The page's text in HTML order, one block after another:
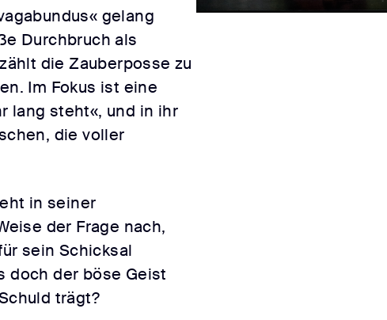
gelang
Durchbruch als
die Zauberposse zu
Im Fokus ist eine
lang steht«, und in ihr
die voller
in seiner
der Frage nach,
sein Schicksal
doch der böse Geist
trägt?